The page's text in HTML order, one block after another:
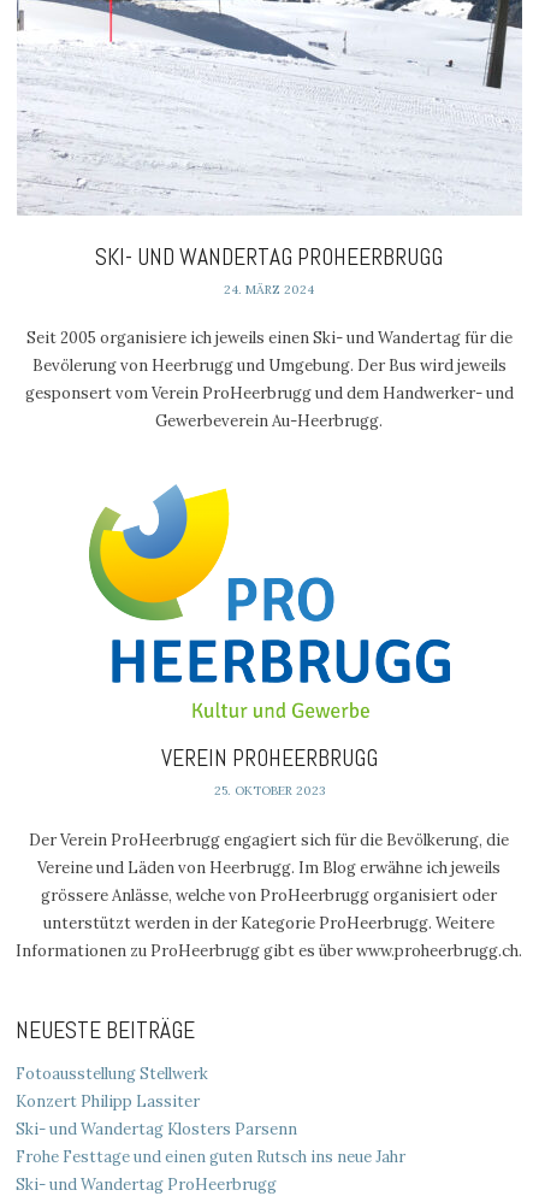
SKI- UND WANDERTAG PROHEERBRUGG
24. MÄRZ 2024
Seit 2005 organisiere ich jeweils einen Ski- und Wandertag für die
Bevölerung von Heerbrugg und Umgebung. Der Bus wird jeweils
gesponsert vom Verein ProHeerbrugg und dem Handwerker- und
Gewerbeverein Au-Heerbrugg.
VEREIN PROHEERBRUGG
25. OKTOBER 2023
Der Verein ProHeerbrugg engagiert sich für die Bevölkerung, die
Vereine und Läden von Heerbrugg. Im Blog erwähne ich jeweils
grössere Anlässe, welche von ProHeerbrugg organisiert oder
unterstützt werden in der Kategorie ProHeerbrugg. Weitere
Informationen zu ProHeerbrugg gibt es über www.proheerbrugg.ch.
NEUESTE BEITRÄGE
Fotoausstellung Stellwerk
Konzert Philipp Lassiter
Ski- und Wandertag Klosters Parsenn
Frohe Festtage und einen guten Rutsch ins neue Jahr
Ski- und Wandertag ProHeerbrugg